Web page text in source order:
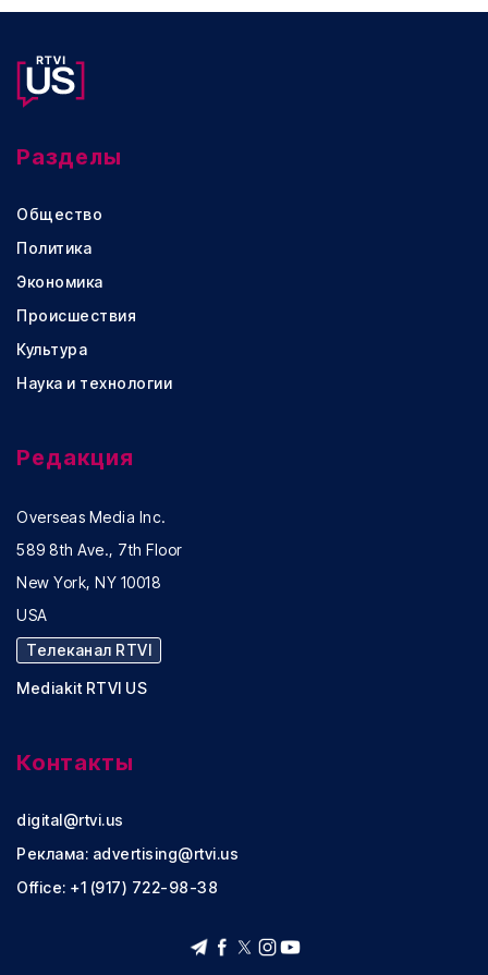
Разделы
Общество
Политика
Экономика
Происшествия
Культура
Наука и технологии
Редакция
Overseas Media Inc.
589 8th Ave., 7th Floor
New York, NY 10018
USA
Телеканал RTVI
Mediakit RTVI US
Контакты
digital@rtvi.us
Реклама: advertising@rtvi.us
Office: +1 (917) 722-98-38